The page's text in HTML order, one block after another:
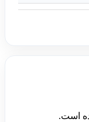
است.